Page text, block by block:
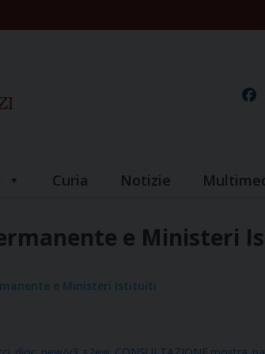
Curia Notizie
e Ministeri
e Ministeri Istituiti